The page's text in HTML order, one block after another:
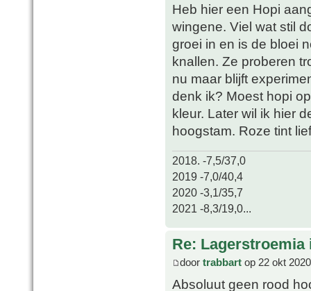
Heb hier een Hopi
wingene. Viel wat stil
groei in en is de bloei
knallen. Ze proberen
nu maar blijft
denk ik? Moest hopi
kleur. Later wil ik hier
hoogstam. Roze tint
2018. -7,5/37,0
2019 -7,0/40,4
2020 -3,1/35,7
2021 -8,3/19,0...
Re:
door trabbart op 22 okt
Absoluut geen rood